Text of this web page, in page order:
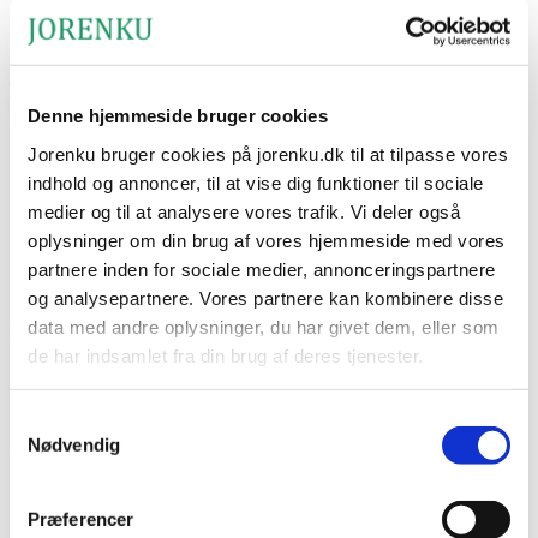
Denne hjemmeside bruger cookies
Jorenku bruger cookies på jorenku.dk til at tilpasse vores
indhold og annoncer, til at vise dig funktioner til sociale
medier og til at analysere vores trafik. Vi deler også
oplysninger om din brug af vores hjemmeside med vores
partnere inden for sociale medier, annonceringspartnere
og analysepartnere. Vores partnere kan kombinere disse
data med andre oplysninger, du har givet dem, eller som
de har indsamlet fra din brug af deres tjenester.
Jorenku's cookiepolitik
Nødvendig
Præferencer
Herunterladen
Hygieneprodukte für Pferde
Schaffen Sie eine gesunde und saubere Umgebung für Ihre Pferde
mit unserem breiten Sortiment. Unser Sortiment umfasst ganz viele
verschiedene Hygieneprodukte für Pferde – sowohl Fohlen als auch
Reitpferde.
Bei Jorenku wissen wir, wie wichtig es ist, eine optimale Hygiene in
dem Pferdestall aufrechtzuerhalten, um das Wohlbefinden der Tiere
zu sichern und gleichzeitig das Risiko von Krankheiten zu
minimieren. Deshalb umfasst unser umfangreiches Sortiment alles
Bedingungen in dem Pferdestall. Alle unsere Produkte sind einfach
anzuwenden, zuverlässig in der Wirkung und optimal auf die
Bedürfnisse in modernen Pferdebetrieben abgestimmt. Unsere
Lösungen für Ihren Stall finden können.